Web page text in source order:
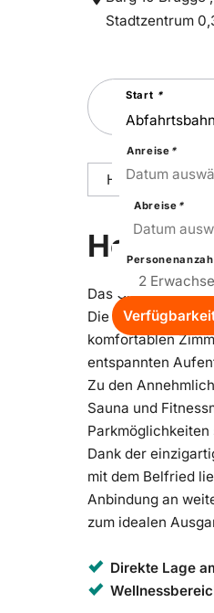
Entfernung
Stadtzentrum
Sie
nach
einer
Städtereise
Start *
Anreise *
13
Thu
Datum
Abreise *
16
Sun
Datum
Hoteldetails
Das Crowne
Die moderne
komfortablen
entspannten
Zu den
Sauna und
Dank der
mit dem Belfried
Anbindung an
zum idealen
Direkte Lage